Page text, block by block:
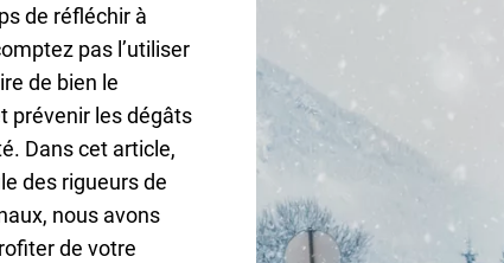
de réfléchir à
pas l’utiliser
de bien le
prévenir les dégâts
Dans cet article,
des rigueurs de
nous avons
de votre